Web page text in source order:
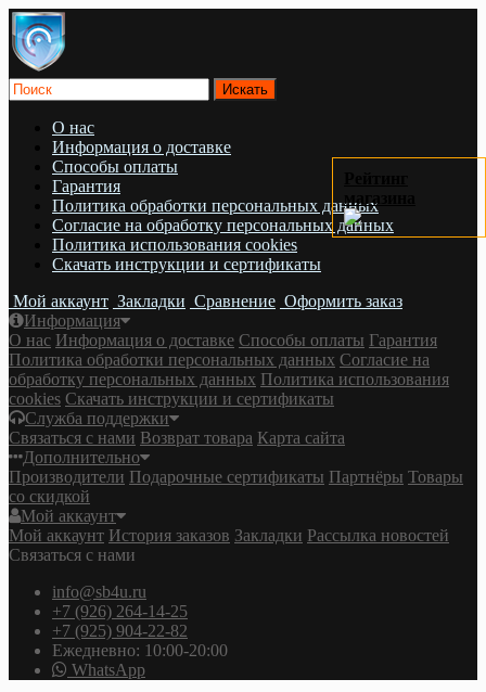
О нас
Информация о доставке
Cпособы оплаты
Гарантия
Политика обработки персональных данных
Согласие на обработку персональных данных
Политика использования cookies
Скачать инструкции и сертификаты
Мой аккаунт Закладки Сравнение Оформить заказ
Информация
О нас Информация о доставке Cпособы оплаты Гарантия
Политика обработки персональных данных Согласие на
обработку персональных данных Политика использования
cookies Скачать инструкции и сертификаты
Служба поддержки
Связаться с нами Возврат товара Карта сайта
Дополнительно
Производители Подарочные сертификаты Партнёры Товары
со скидкой
Мой аккаунт
Мой аккаунт История заказов Закладки Рассылка новостей
Связаться с нами
info@sb4u.ru
+7 (926) 264-14-25
+7 (925) 904-22-82
Ежедневно: 10:00-20:00
WhatsApp